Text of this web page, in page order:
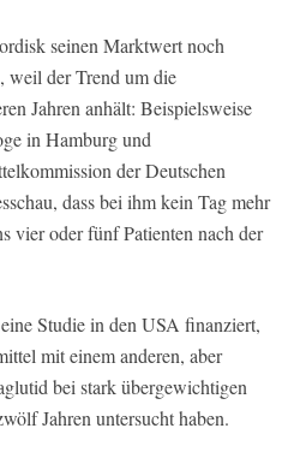
seinen Marktwert noch
weil der Trend um die
Jahren anhält: Beispielsweise
in Hamburg und
der Deutschen
dass bei ihm kein Tag mehr
vier oder fünf Patienten nach der
Studie in den USA finanziert,
mit einem anderen, aber
bei stark übergewichtigen
Jahren untersucht haben.